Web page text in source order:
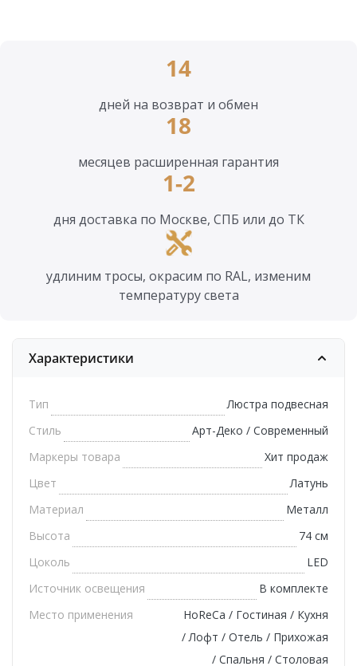
14
дней на возврат и обмен
18
месяцев расширенная гарантия
1-2
дня доставка по Москве, СПБ или до ТК
удлиним тросы, окрасим по RAL, изменим
температуру света
Характеристики
Тип
Люстра подвесная
Стиль
Арт-Деко / Современный
Маркеры товара
Хит продаж
Цвет
Латунь
Материал
Металл
Высота
74 см
Цоколь
LED
Источник освещения
В комплекте
Место применения
HoReCa / Гостиная / Кухня
/ Лофт / Отель / Прихожая
/ Спальня / Столовая